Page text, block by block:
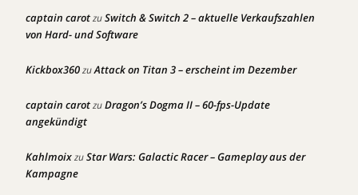
captain carotzuSwitch & Switch 2 – aktuelle Verkaufszahlen
von Hard- und Software
Kickbox360zuAttack on Titan 3 – erscheint im Dezember
captain carotzuDragon’s Dogma II – 60-fps-Update
angekündigt
KahlmoixzuStar Wars: Galactic Racer – Gameplay aus der
Kampagne